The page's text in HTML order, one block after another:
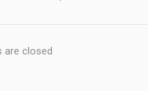
are closed